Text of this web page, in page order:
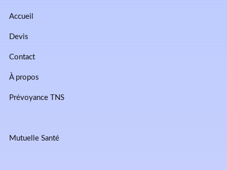
Accueil
Devis
Contact
À propos
Prévoyance TNS
Mutuelle Santé